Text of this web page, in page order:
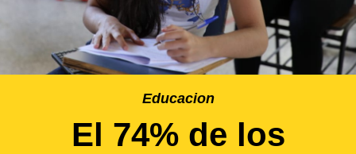
Educacion
El 74% de los